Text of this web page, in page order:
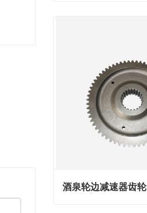
酒泉轮边减速器齿轮